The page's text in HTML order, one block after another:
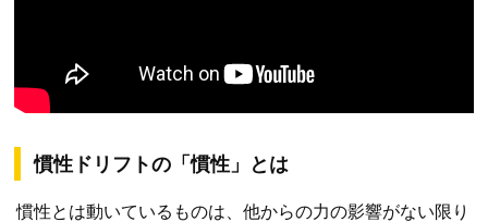
慣性ドリフトの「慣性」とは
慣性とは動いているものは、他からの力の影響がない限り